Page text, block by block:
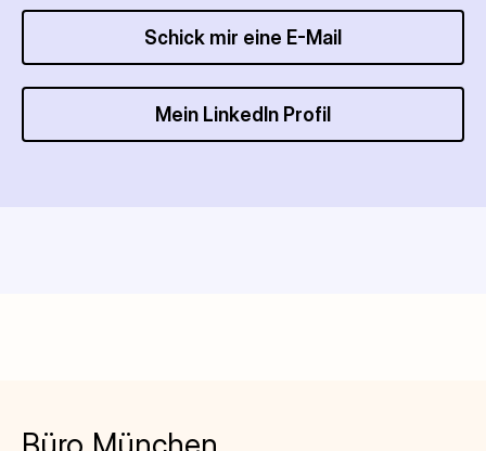
Schick mir eine E-Mail
Mein LinkedIn Profil